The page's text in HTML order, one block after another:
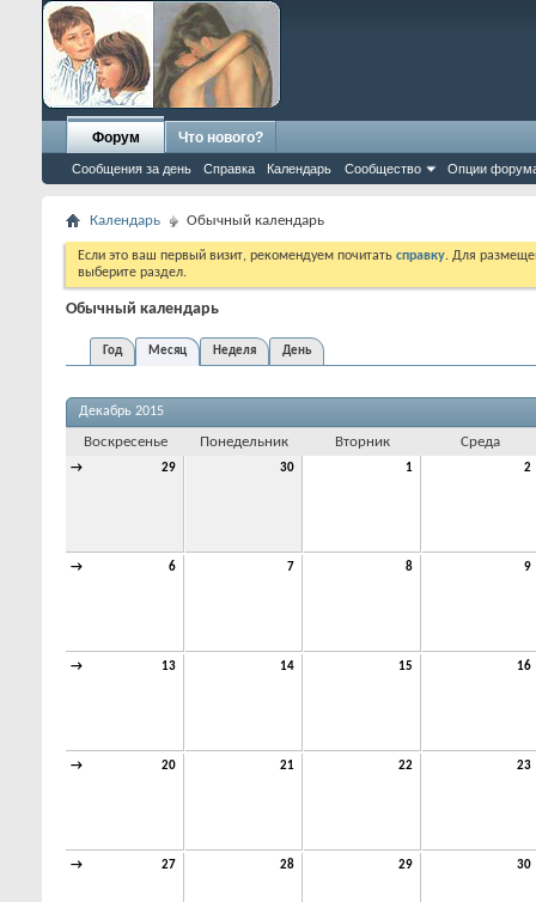
Форум
Сообщения за день Справка Календарь Сообщество Опции
Что нового?
Календарь Обычный календарь
Если это ваш первый визит, рекомендуем почитать справку. Для
выберите раздел.
Обычный календарь
Год Месяц Неделя День
Декабрь 2015
Воскресенье Понедельник Вторник Среда
→ 29 30 1 2
→ 6 7 8 9
→ 13 14 15 16
→ 20 21 22 23
→ 27 28 29 30